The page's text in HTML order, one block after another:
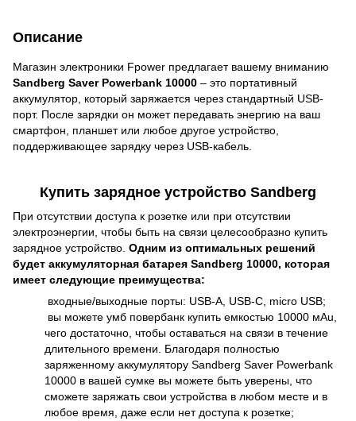
Описание
Магазин электроники Fpower предлагает вашему вниманию
Sandberg Saver Powerbank 10000 – это портативный
аккумулятор, который заряжается через стандартный USB-
порт. После зарядки он может передавать энергию на ваш
смартфон, планшет или любое другое устройство,
поддерживающее зарядку через USB-кабель.
Купить зарядное устройство Sandberg
При отсутствии доступа к розетке или при отсутствии
электроэнергии, чтобы быть на связи целесообразно купить
зарядное устройство. Одним из оптимальных решений
будет аккумуляторная батарея Sandberg 10000, которая
имеет следующие преимущества:
входные/выходные порты: USB-A, USB-C, micro USB;
вы можете умб повербанк купить емкостью 10000 мАu,
чего достаточно, чтобы оставаться на связи в течение
длительного времени. Благодаря полностью
заряженному аккумулятору Sandberg Saver Powerbank
10000 в вашей сумке вы можете быть уверены, что
сможете заряжать свои устройства в любом месте и в
любое время, даже если нет доступа к розетке;